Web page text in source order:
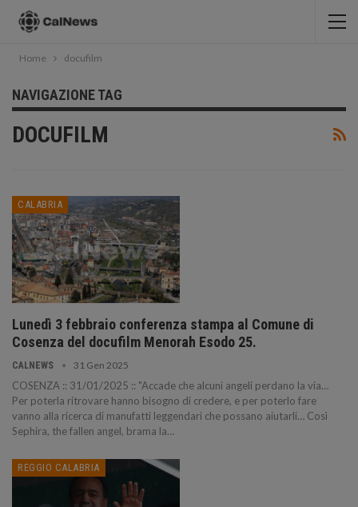
Home docufilm
NAVIGAZIONE TAG
DOCUFILM
CALABRIA
Lunedì 3 febbraio conferenza stampa al Comune di
Cosenza del docufilm Menorah Esodo 25.
CALNEWS 31 Gen 2025
COSENZA :: 31/01/2025 :: "Accade che alcuni angeli perdano la via…
Per poterla ritrovare hanno bisogno di credere, e per poterlo fare
vanno alla ricerca di manufatti leggendari che possano aiutarli… Così
Sephira, the fallen angel, brama la…
REGGIO CALABRIA